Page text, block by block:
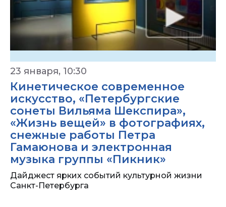
23 января, 10:30
Кинетическое современное
искусство, «Петербургские
сонеты Вильяма Шекспира»,
«Жизнь вещей» в фотографиях,
снежные работы Петра
Гамаюнова и электронная
музыка группы «Пикник»
Дайджест ярких событий культурной жизни
Санкт-Петербурга